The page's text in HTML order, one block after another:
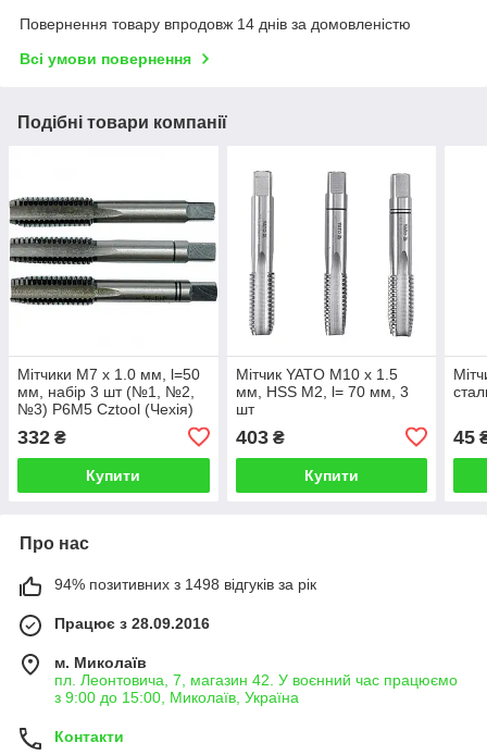
Повернення товару впродовж 14 днів за домовленістю
Всі умови повернення
Подібні товари компанії
Мітчики М7 х 1.0 мм, l=50
мм, набір 3 шт (№1, №2,
№3) Р6М5 Cztool (Чехія)
332 ₴
Купити
Мітчик YATO М10 х 1.5
мм, HSS М2, l= 70 мм, 3
шт
403₴
Купити
45
Про нас
94% позитивних з 1498 відгуків за рік
Працює з 28.09.2016
м. Миколаїв
пл. Леонтовича, 7, магазин 42. У воєнний час працюємо
з 9:00 до 15:00, Миколаїв, Україна
Контакти